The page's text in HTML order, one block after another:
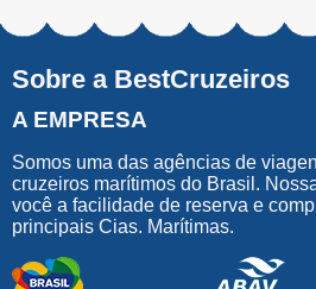
Sobre a BestCruzeiros
A EMPRESA
Somos uma das agências de
cruzeiros marítimos do Brasil.
você a facilidade de reserva e
principais Cias. Marítimas.